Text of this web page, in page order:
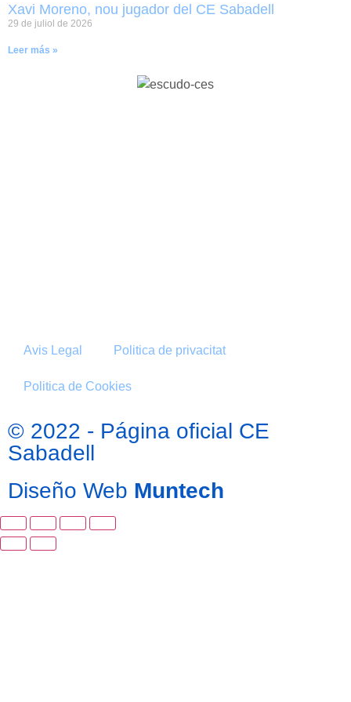
Xavi Moreno, nou jugador del CE Sabadell
29 de juliol de 2026
Leer más »
Avis Legal Politica de privacitat
Politica de Cookies
© 2022 - Página oficial CE
Sabadell
Diseño Web Muntech